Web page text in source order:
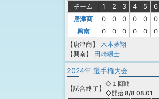
チーム 1 2 3 4 5 6
唐津商
0 0 0 0 0 0
興南
0 0 0 0 0 0
【唐津商】
木本夢翔
【興南】
田崎颯士
2024年 選手権大会
【試合終了 】
◇１回戦
◇開始 8/8 08:01